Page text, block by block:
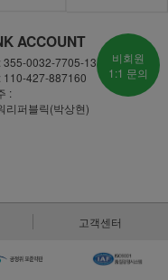
ACCOUNT
355-0032-7705-13
110-427-887160
:
리퍼블릭(박상현)
비회원
1:1 문의
고객센터